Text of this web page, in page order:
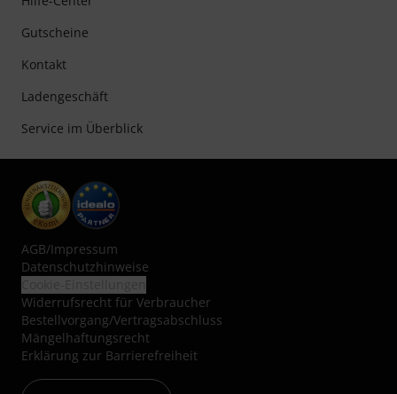
Gutscheine
Kontakt
Ladengeschäft
Service im Überblick
AGB/Impressum
Datenschutzhinweise
Widerrufsrecht für Verbraucher
Bestellvorgang/Vertragsabschluss
Mängelhaftungsrecht
Erklärung zur Barrierefreiheit